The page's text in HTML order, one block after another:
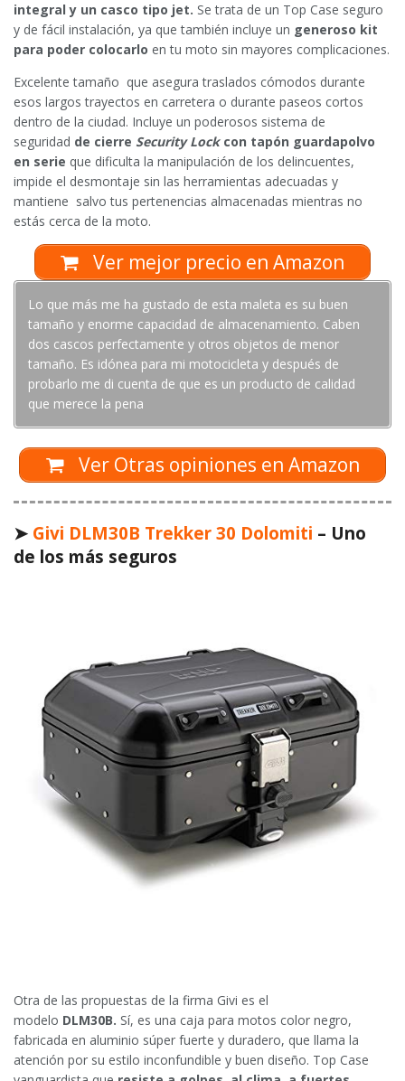
integral y un casco tipo jet. Se trata de un Top Case seguro
y de fácil instalación, ya que también incluye un generoso kit
para poder colocarlo en tu moto sin mayores complicaciones.
Excelente tamaño que asegura traslados cómodos durante
esos largos trayectos en carretera o durante paseos cortos
dentro de la ciudad. Incluye un poderosos sistema de
seguridad de cierre Security Lockcon tapón guardapolvo
en serie que dificulta la manipulación de los delincuentes,
impide el desmontaje sin las herramientas adecuadas y
mantiene salvo tus pertenencias almacenadas mientras no
estás cerca de la moto.
Ver mejor precio en Amazon
Lo que más me ha gustado de esta maleta es su buen
tamaño y enorme capacidad de almacenamiento. Caben
dos cascos perfectamente y otros objetos de menor
tamaño. Es idónea para mi motocicleta y después de
probarlo me di cuenta de que es un producto de calidad
que merece la pena
Ver Otras opiniones en Amazon
➤ Givi DLM30B Trekker 30 Dolomiti – Uno
de los más seguros
Otra de las propuestas de la firma Givi es el
modelo DLM30B. Sí, es una caja para motos color negro,
fabricada en aluminio súper fuerte y duradero, que llama la
atención por su estilo inconfundible y buen diseño. Top Case